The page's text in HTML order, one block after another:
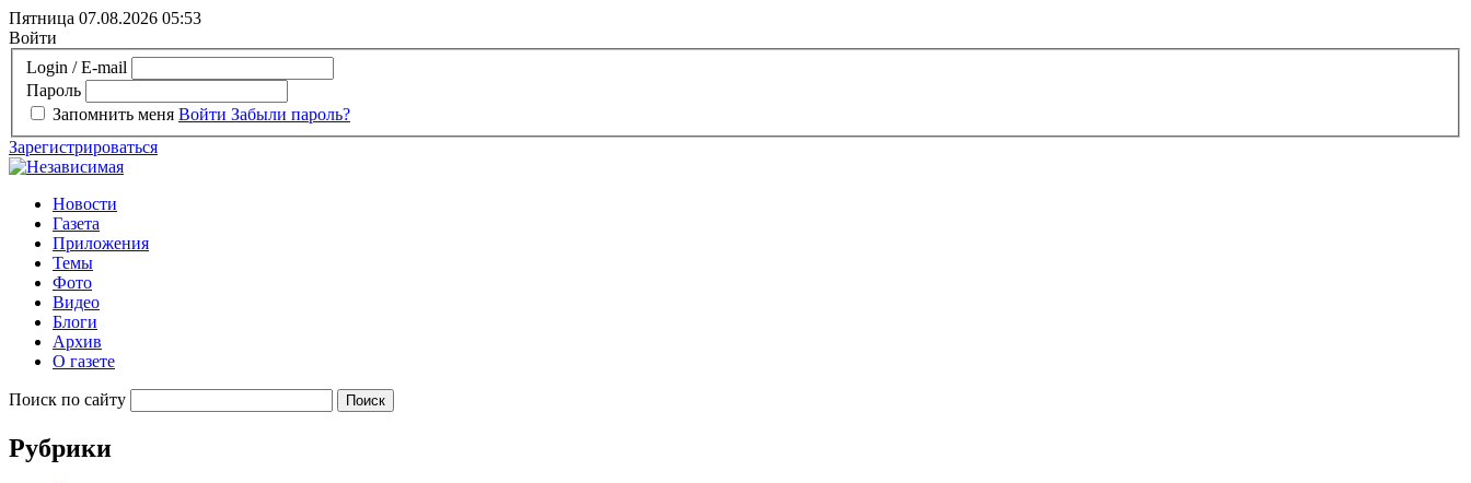
Пятница 07.08.2026 05:53
Войти
Login / E-mail
Пароль
Запомнить меня Войти Забыли пароль?
Зарегистрироваться
Новости
Газета
Приложения
Темы
Фото
Видео
Блоги
Архив
О газете
Поиск по сайту
Рубрики